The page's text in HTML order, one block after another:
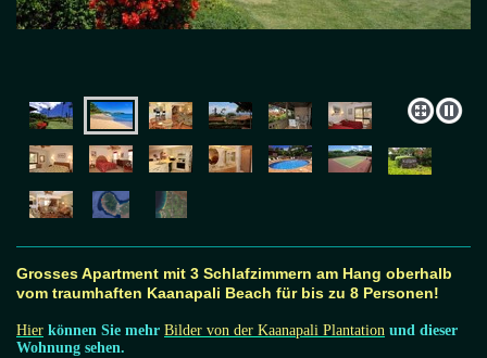
Grosses Apartment mit 3 Schlafzimmern am Hang oberhalb
vom traumhaften Kaanapali Beach für bis zu 8 Personen!
Hier können Sie mehr Bilder von der Kaanapali Plantation und dieser
Wohnung sehen.